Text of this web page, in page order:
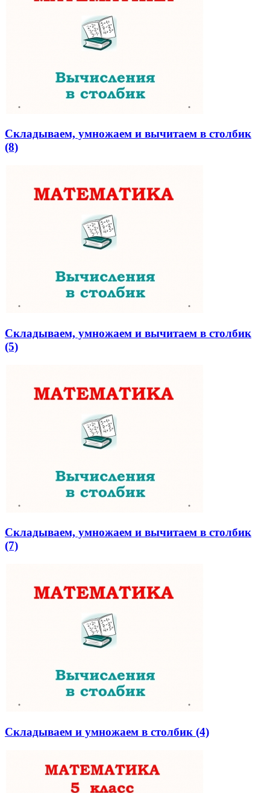
Складываем, умножаем и вычитаем в столбик
(8)
Складываем, умножаем и вычитаем в столбик
(5)
Складываем, умножаем и вычитаем в столбик
(7)
Складываем и умножаем в столбик (4)